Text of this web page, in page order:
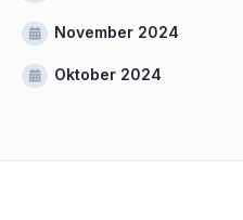
November 2024
Oktober 2024